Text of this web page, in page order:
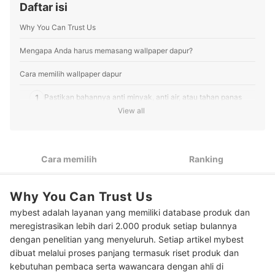
Profil Tim Editorial mybest
Daftar isi
Why You Can Trust Us
Mengapa Anda harus memasang wallpaper dapur?
Cara memilih wallpaper dapur
1 Pastikan bahannya anti minyak, anti air, atau tahan panas
4 Periksa ukurannya sebelum membeli
5
Pilih juga wallpaper dapur yang dapat digunakan untuk
furnitur
Peringkat Wallpaper Dapur Terbaik
Baca juga rekomendasi produk lainnya untuk mempercantik dapur di
sini
View all
Cara memilih Ranking
Why You Can Trust Us
mybest adalah layanan yang memiliki database produk dan
meregistrasikan lebih dari 2.000 produk setiap bulannya
dengan penelitian yang menyeluruh. Setiap artikel mybest
dibuat melalui proses panjang termasuk riset produk dan
kebutuhan pembaca serta wawancara dengan ahli di